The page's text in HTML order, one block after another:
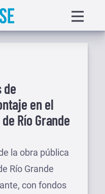
menu
de
en el
Río Grande
la obra pública
Río Grande
con fondos